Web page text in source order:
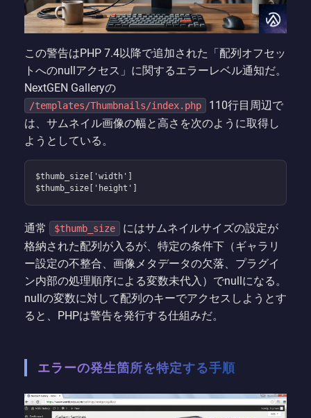
この警告はPHP 7.4以降で追加された「配列オフセッ
トへのnullアクセス」に関するエラーレベル通知だ。
NextGEN Galleryの
/templates/Thumbnails/index.php
110行目周辺で
は、サムネイル画像の幅と高さを次のように取得し
ようとしている。
$thumb_size['width']
$thumb_size['height']
通常 $thumb_size
にはサムネイルサイズの設定が
格納された配列が入るが、特定の条件下（ギャラリ
ー設定の不整合、画像メタデータの欠落、プラグイ
ン内部の処理順序による変数未代入）でnullになる。
nullの変数に対して配列のキーでアクセスしようとす
ると、PHPは警告を発行する仕組みだ。
エラーの発生箇所を特定する手順